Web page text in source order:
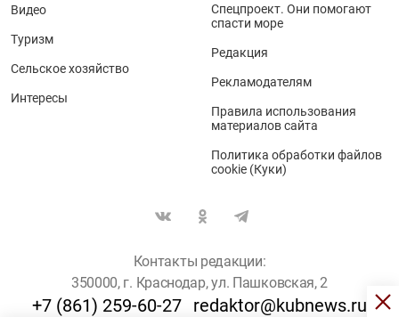
Видео
Туризм
Сельское хозяйство
Интересы
Спецпроект. Они помогают
спасти море
Редакция
Рекламодателям
Правила использования
материалов сайта
Политика обработки файлов
cookie (Куки)
Контакты редакции:
350000, г. Краснодар, ул. Пашковская, 2
+7 (861) 259-60-27 redaktor@kubnews.ru